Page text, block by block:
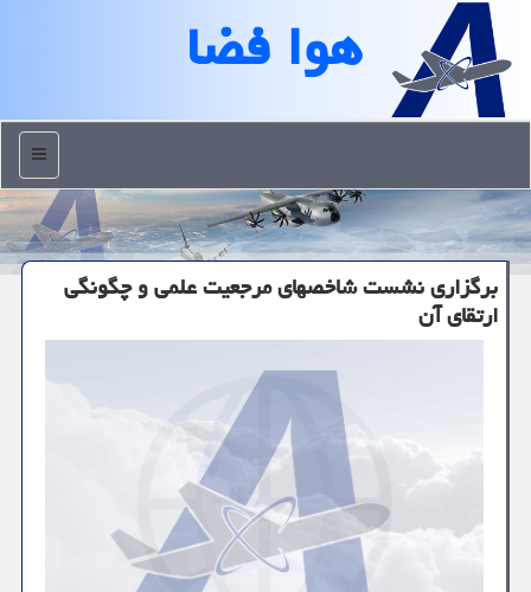
هوا فضا
منو
برگزاری نشست شاخصهای مرجعیت علمی و چگونگی
ارتقای آن